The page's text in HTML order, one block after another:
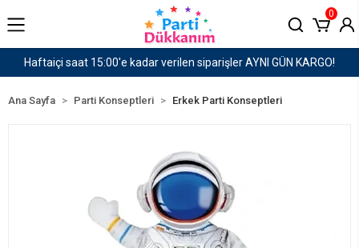
GÜN KARGO! 1500 TL ve Üzeri Kargo Ücretsiz!
0
Ana Sayfa Parti Konseptleri Erkek Parti Konseptleri